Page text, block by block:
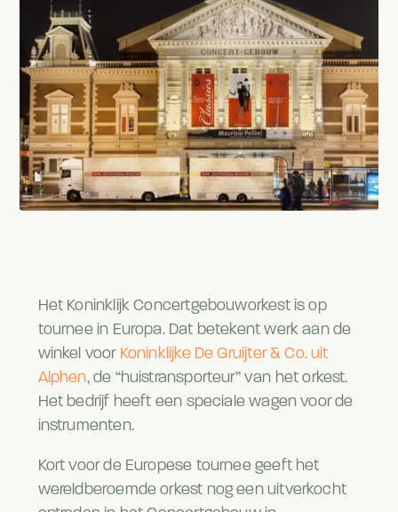
Het Koninklijk Concertgebouworkest is op
tournee in Europa. Dat betekent werk aan de
winkel voor Koninklijke De Gruijter & Co. uit
Alphen, de “huistransporteur” van het orkest.
Het bedrijf heeft een speciale wagen voor de
instrumenten.
Kort voor de Europese tournee geeft het
wereldberoemde orkest nog een uitverkocht